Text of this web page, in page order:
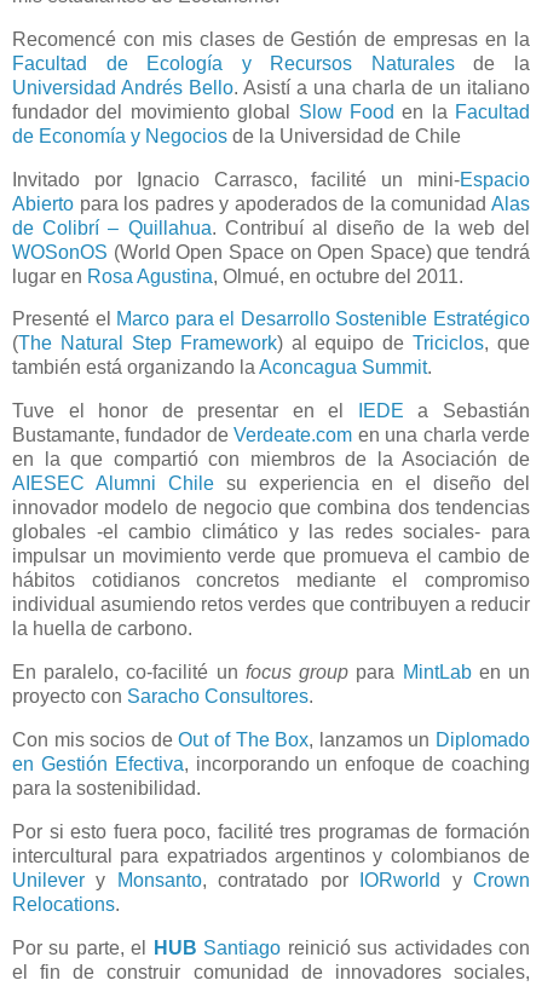
Recomencé con mis clases de Gestión de empresas en la
Facultad de Ecología y Recursos Naturalesde la
Universidad Andrés Bello. Asistí a una charla de un italiano
fundador del movimiento global Slow Food en la Facultad
de Economía y Negocios de la Universidad de Chile
Invitado por Ignacio Carrasco, facilité un mini-Espacio
Abierto para los padres y apoderados de la comunidad Alas
de Colibrí – Quillahua. Contribuí al diseño de la web del
WOSonOS (World Open Space on Open Space) que tendrá
lugar en Rosa Agustina, Olmué, en octubre del 2011.
Presenté el Marco para el Desarrollo Sostenible Estratégico
(The Natural Step Framework) al equipo deTriciclos, que
también está organizando la Aconcagua Summit.
Tuve el honor de presentar en el IEDE a Sebastián
Bustamante, fundador deVerdeate.com en una charla verde
en la que compartió con miembros de la Asociación de
AIESEC Alumni Chile su experiencia en el diseño del
innovador modelo de negocio que combina dos tendencias
globales -el cambio climático y las redes sociales- para
impulsar un movimiento verde que promueva el cambio de
hábitos cotidianos concretos mediante el compromiso
individual asumiendo retos verdes que contribuyen a reducir
la huella de carbono.
En paralelo, co-facilité un focus group para MintLab en un
proyecto con Saracho Consultores.
Con mis socios deOut of The Box, lanzamos un Diplomado
en Gestión Efectiva, incorporando un enfoque de coaching
para la sostenibilidad.
Por si esto fuera poco, facilité tres programas de formación
intercultural para expatriados argentinos y colombianos de
Unilever y Monsanto, contratado por IORworld yCrown
Relocations.
Por su parte, el HUB Santiago reinició sus actividades con
el fin de construir comunidad de innovadores sociales,